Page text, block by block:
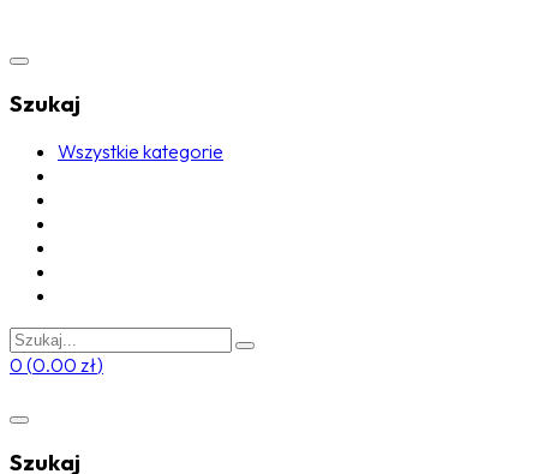
Szukaj
Wszystkie kategorie
0 (0.00 zł)
Szukaj